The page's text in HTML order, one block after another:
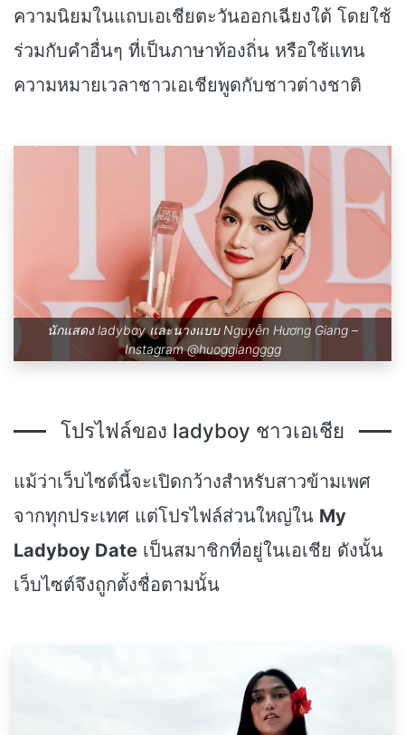
ความนิยมในแถบเอเชียตะวันออกเฉียงใต้ โดยใช้
ร่วมกับคำอื่นๆ ที่เป็นภาษาท้องถิ่น หรือใช้แทน
ความหมายเวลาชาวเอเชียพูดกับชาวต่างชาติ
นักแสดง ladyboy และนางแบบ Nguyễn Hương Giang –
Instagram @huoggiangggg
โปรไฟล์ของ ladyboy ชาวเอเชีย
แม้ว่าเว็บไซต์นี้จะเปิดกว้างสำหรับสาวข้ามเพศ
จากทุกประเทศ แต่โปรไฟล์ส่วนใหญ่ใน My
Ladyboy Date เป็นสมาชิกที่อยู่ในเอเชีย ดังนั้น
เว็บไซต์จึงถูกตั้งชื่อตามนั้น